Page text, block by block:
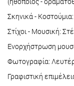
Σκηνικά -
Στίχοι - Μουσική:
Ενορχήστρωση
Φωτογραφία:
Γραφιστική